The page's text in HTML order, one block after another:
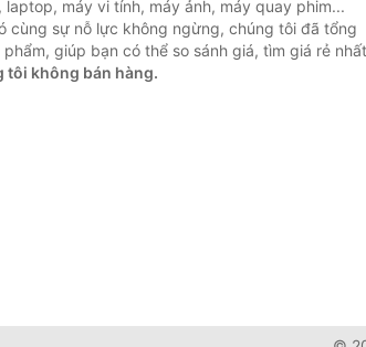
máy vi tính, máy ảnh, máy quay phim...
cùng sự nỗ lực không ngừng, chúng tôi đã tổng
giúp bạn có thể so sánh giá, tìm giá rẻ nhất
tôi không bán hàng.